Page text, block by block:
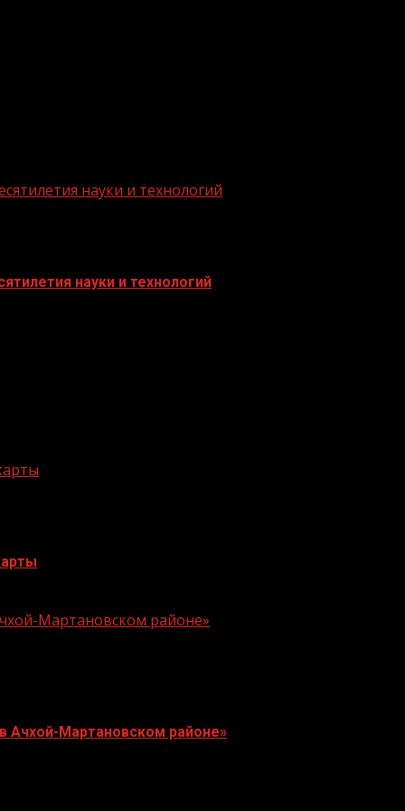
науки и технологий
науки и технологий
Мартановском районе»
Ачхой-Мартановском районе»